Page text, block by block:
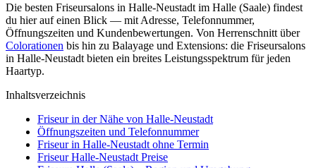
Die besten Friseursalons in Halle-Neustadt im Halle (Saale) findest
du hier auf einen Blick — mit Adresse, Telefonnummer,
Öffnungszeiten und Kundenbewertungen. Von Herrenschnitt über
Colorationen bis hin zu Balayage und Extensions: die Friseursalons
in Halle-Neustadt bieten ein breites Leistungsspektrum für jeden
Haartyp.
Inhaltsverzeichnis
Friseur in der Nähe von Halle-Neustadt
Öffnungszeiten und Telefonnummer
Friseur in Halle-Neustadt ohne Termin
Friseur Halle-Neustadt Preise